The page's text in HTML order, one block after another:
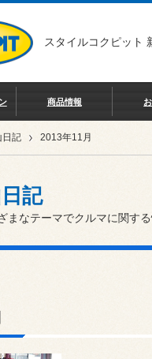
スタイルコクピット
商品情報
日記 2013年11月
記
まなテーマでクルマに関する